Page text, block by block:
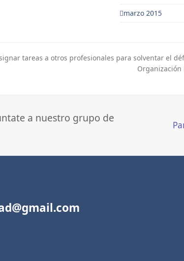
marzo 2015
tareas a otros profesionales para solventar el
Organización
a nuestro grupo de